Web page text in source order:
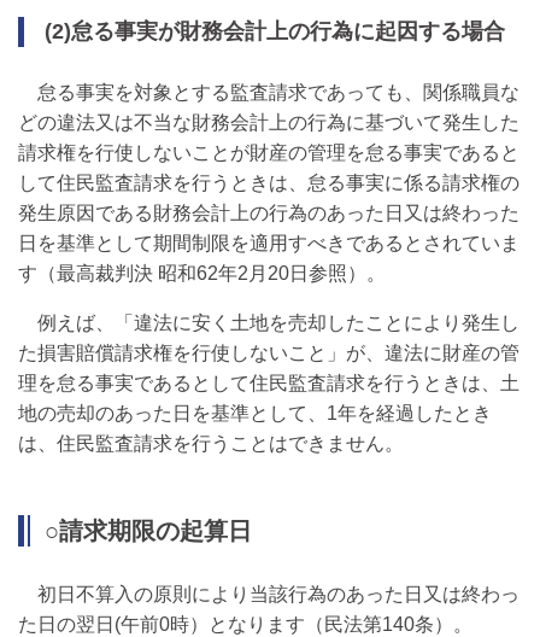
(2)怠る事実が財務会計上の行為に起因する場合
怠る事実を対象とする監査請求であっても、関係職員な
どの違法又は不当な財務会計上の行為に基づいて発生した
請求権を行使しないことが財産の管理を怠る事実であると
して住民監査請求を行うときは、怠る事実に係る請求権の
発生原因である財務会計上の行為のあった日又は終わった
日を基準として期間制限を適用すべきであるとされていま
す（最高裁判決 昭和62年2月20日参照）。
例えば、「違法に安く土地を売却したことにより発生し
た損害賠償請求権を行使しないこと」が、違法に財産の管
理を怠る事実であるとして住民監査請求を行うときは、土
地の売却のあった日を基準として、1年を経過したとき
は、住民監査請求を行うことはできません。
○請求期限の起算日
初日不算入の原則により当該行為のあった日又は終わっ
た日の翌日(午前0時）となります（民法第140条）。